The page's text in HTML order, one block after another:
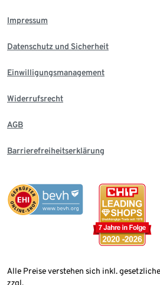
Impressum
Datenschutz und Sicherheit
Einwilligungsmanagement
Widerrufsrecht
AGB
Barrierefreiheitserklärung
Alle Preise verstehen sich inkl.
zzgl.